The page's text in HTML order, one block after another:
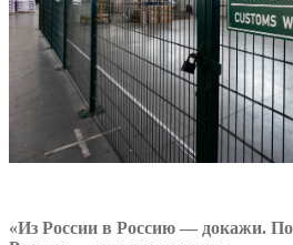
«Из России в Россию — докажи.